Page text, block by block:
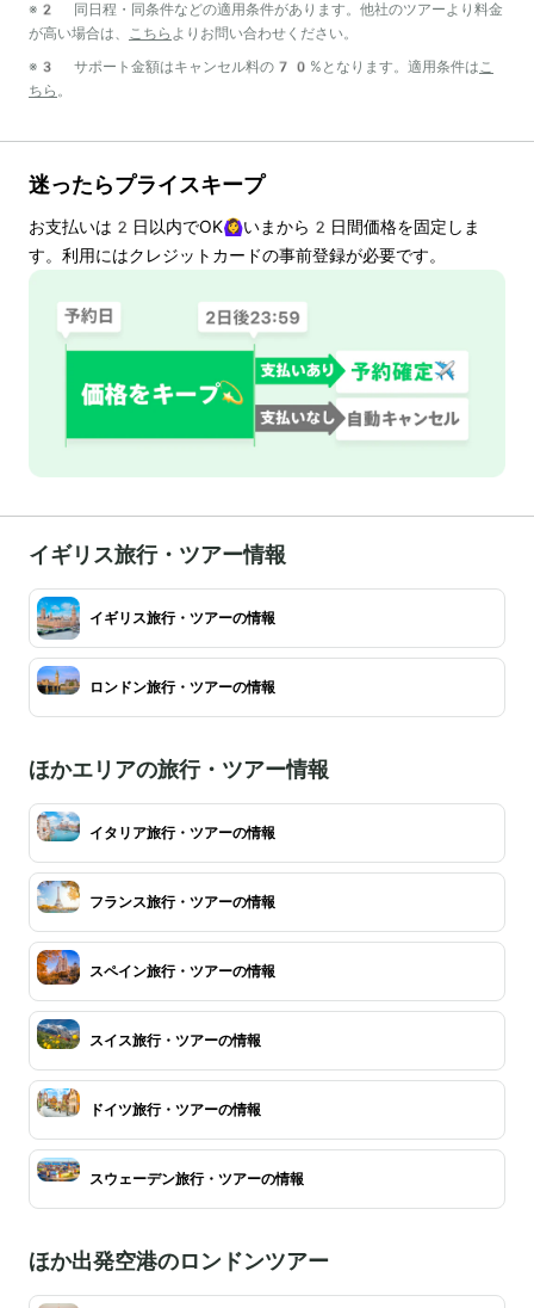
※2 同日程・同条件などの適用条件があります。他社のツアーより料金
が高い場合は、 こちら よりお問い合わせください。
※3 サポート金額はキャンセル料の70%となります。適用条件はこ
ちら 。
迷ったらプライスキープ
お支払いは 2 日以内でOK🙆‍♀️いまから 2 日間価格を固定しま
す。利用にはクレジットカードの事前登録が必要です。
イギリス旅行・ツアー情報
イギリス旅行・ツアーの情報
ロンドン旅行・ツアーの情報
ほかエリアの旅行・ツアー情報
イタリア旅行・ツアーの情報
フランス旅行・ツアーの情報
スペイン旅行・ツアーの情報
スイス旅行・ツアーの情報
ドイツ旅行・ツアーの情報
スウェーデン旅行・ツアーの情報
ほか出発空港のロンドンツアー